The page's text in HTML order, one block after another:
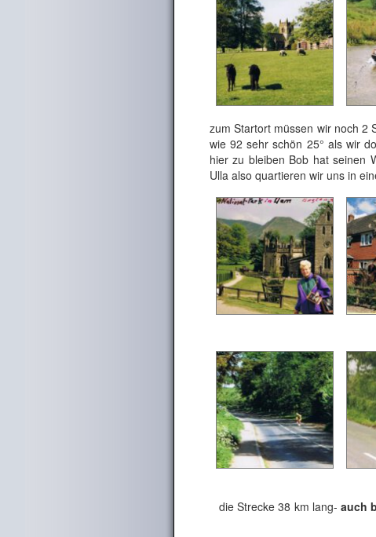
zum Startort müssen wir noch 2
wie 92 sehr schön 25° als wir
hier zu bleiben Bob hat seinen
Ulla also quartieren wir uns in
die Strecke 38 km lang-